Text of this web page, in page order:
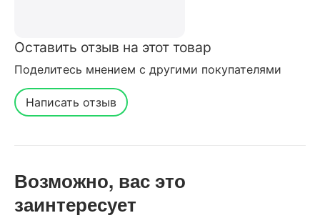
Оставить отзыв на этот товар
Поделитесь мнением с другими покупателями
Написать отзыв
Возможно, вас это
заинтересует